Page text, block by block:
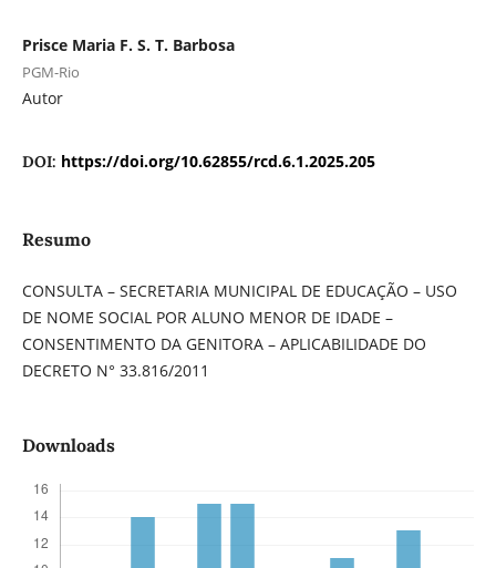
Prisce Maria F. S. T. Barbosa
PGM-Rio
Autor
DOI: https://doi.org/10.62855/rcd.6.1.2025.205
Resumo
CONSULTA – SECRETARIA MUNICIPAL DE EDUCAÇÃO – USO
DE NOME SOCIAL POR ALUNO MENOR DE IDADE –
CONSENTIMENTO DA GENITORA – APLICABILIDADE DO
DECRETO N° 33.816/2011
Downloads